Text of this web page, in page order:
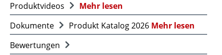
Produktvideos
Mehr lesen
Dokumente
Produkt Katalog 2026 Mehr lesen
Bewertungen